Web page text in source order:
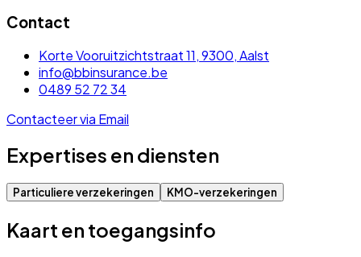
Contact
Korte Vooruitzichtstraat 11, 9300, Aalst
info@bbinsurance.be
0489 52 72 34
Contacteer via Email
Expertises en diensten
Particuliere verzekeringen KMO-verzekeringen
Kaart en toegangsinfo